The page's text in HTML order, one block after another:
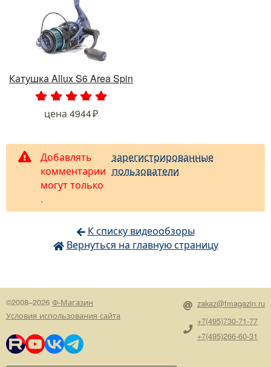
Катушка Allux S6 Area Spin
. . .
цена 4944
Добавлять
комментарии
могут только
зарегистрированные
пользователи
.
К списку видеообзоры
Вернуться на главную страницу
©2008–2026 Ф-Магазин
Условия использования сайта
zakaz@fmagazin.ru
+7(495)730-71-77
+7(495)266-60-31